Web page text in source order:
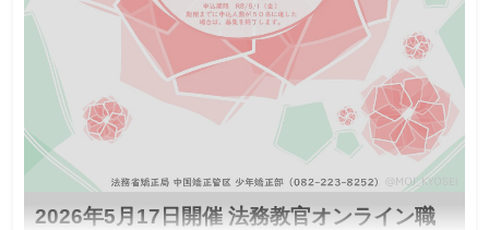
2026年5月17日開催 法務教官オンライン職